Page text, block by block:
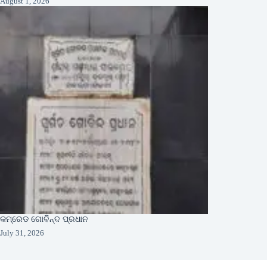
କମ୍ରେଡ ଗୋବିନ୍ଦ ପ୍ରଧାନ
July 31, 2026